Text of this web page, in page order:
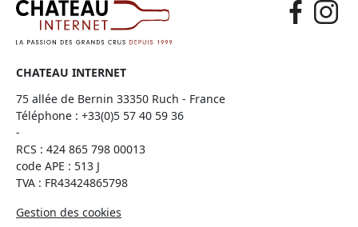
CHATEAU INTERNET
75 allée de Bernin 33350 Ruch - France
Téléphone : +33(0)5 57 40 59 36
-
RCS : 424 865 798 00013
code APE : 513 J
TVA : FR43424865798
Gestion des cookies